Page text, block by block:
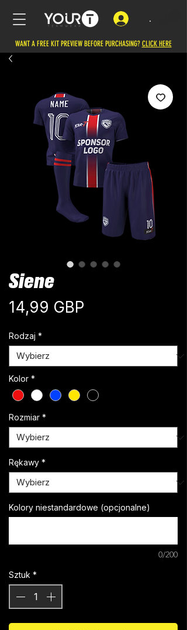
.
WANT A FREE KIT PREVIEW BEFORE PURCHASING? CLICK HERE
Siene
14,99 GBP
Rodzaj *
Kolor *
Rozmiar *
Rękawy *
Kolory niestandardowe (opcjonalne)
0/200
Sztuk *